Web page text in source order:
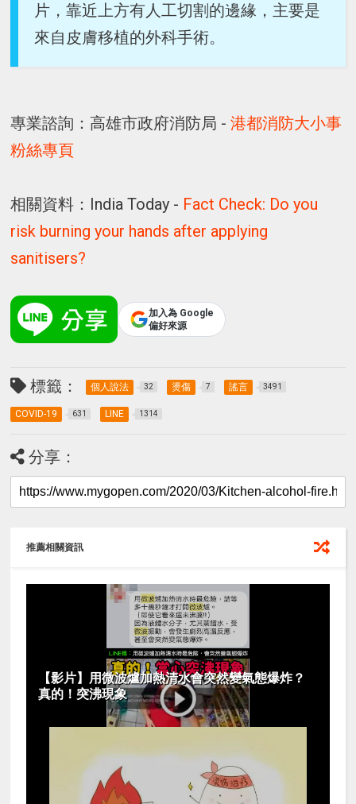
片，靠近上方有人工切割的邊緣，主要是
來自皮膚移植的外科手術。
專業諮詢：高雄市政府消防局 -港都消防大小事
粉絲專頁
相關資料：India Today - Fact Check: Do you
risk burning your hands after applying
sanitisers?
加入為 Google
偏好來源
標籤： 個人說法 32 燙傷 7 謠言 3491
COVID-19 631 LINE 1314
分享：
推薦相關資訊
【影片】用微波爐加熱清水會突然變氣態爆炸？
真的！突沸現象